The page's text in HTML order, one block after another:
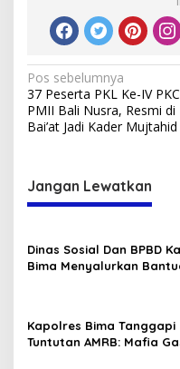
Navigasi
pos
Pos sebelumnya
37 Peserta PKL Ke-IV PKC
PMII Bali Nusra, Resmi di
Bai’at Jadi Kader Mujtahid
Jangan Lewatkan
Dinas Sosial Dan BPBD
Bima Menyalurkan
Kapolres Bima Tanggapi
Tuntutan AMRB: Mafia